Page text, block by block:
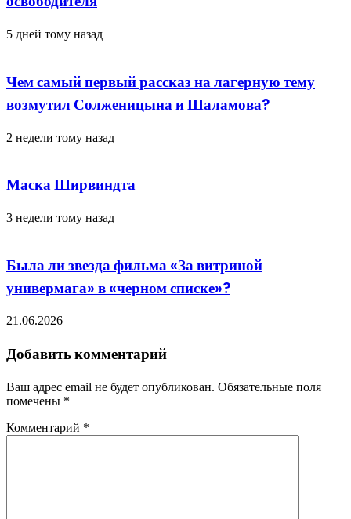
5 дней тому назад
Чем самый первый рассказ на лагерную тему
возмутил Солженицына и Шаламова?
2 недели тому назад
Маска Ширвиндта
3 недели тому назад
Была ли звезда фильма «За витриной
универмага» в «черном списке»?
21.06.2026
Добавить комментарий
Ваш адрес email не будет опубликован. Обязательные поля
помечены *
Комментарий *